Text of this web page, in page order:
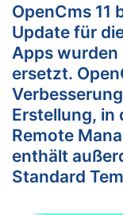
OpenCms 11
Update für
Apps wurden
ersetzt.
Erstellung, in
Remote
enthält
Standard